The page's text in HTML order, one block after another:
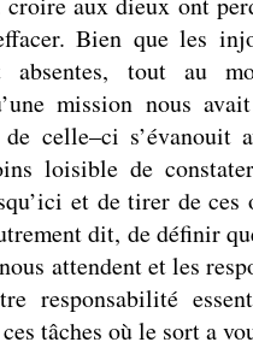
Bien que les
absentes, tout au
mission nous
celle–ci s’évanouit
loisible de
et de tirer de ces
dit, de définir
attendent et les
responsabilité
ces tâches où le sort a